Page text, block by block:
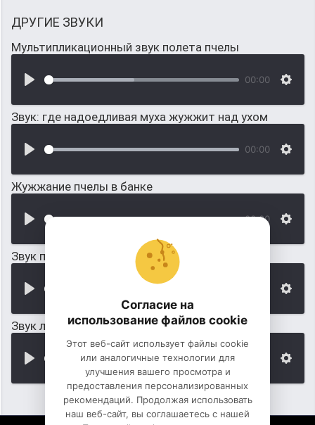
ДРУГИЕ ЗВУКИ
Мультипликационный звук полета пчелы
00:00
Звук: где надоедливая муха жужжит над ухом
00:00
Жужжание пчелы в банке
00:00
Звук полёта пчелы
Звук летающей пчелы возле цветка
Согласие на
использование файлов cookie
Этот веб-сайт использует файлы cookie
или аналогичные технологии для
улучшения вашего просмотра и
предоставления персонализированных
рекомендаций. Продолжая использовать
наш веб-сайт, вы соглашаетесь с нашей